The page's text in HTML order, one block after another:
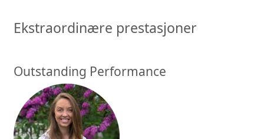
Ekstraordinære prestasjoner
Outstanding Performance